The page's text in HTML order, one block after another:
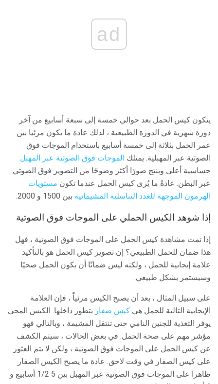
ad
يتكون كيس الحمل بعد حوالي خمسة إلى سبعة أسابيع من آخر
دورة شهرية في الدورة الطبيعية ، لذلك عادة ما يكون مرئيا بين
عمر الحمل بثلاثة إلى خمسة أسابيع باستخدام الموجات فوق
الصوتية عبر المهبلية. يمتلك الموجات فوق الصوتية عبر المهبل
حساسية أعلى وينتج صورًا أكثر وضوحًا من التصوير فوق الصوتي
عبر البطن. عادةً ما يُرى كيس الحمل عندما تكون مستويات
الهرمون الموجهة للغدد التناسلية المشيمائية بين 1500 و 2000.
إذا شوهد الكيس الحملي على الموجات فوق الصوتية
إذا تمت مشاهدة كيس الحمل على الموجات فوق الصوتية ، فهل
هذا ضمان للحمل الطبيعي؟ إن تصوير كيس الحمل هو بالتأكيد
علامة إيجابية للحمل ، ولكنه ليس ضمانًا أن يكون الحمل صحيًا
وسيستمر بشكل طبيعي.
على سبيل المثال ، بعد أن يصبح الكيس مرئياً ، فإن العلامة
الإيجابية التالية للحمل هي كيس صفار يتطور داخلها. الكيس المحي
يوفر التغذية للجنين النامي حتى تنتقل المشيمة ، وبالتالي فهو
مؤشر مهم على صحة الحمل. في بعض الحالات ، سيتم الكشف
عن كيس الحمل على الموجات فوق الصوتية ، ولكن لا يتم العثور
على كيس الصفار في وقت لاحق. عادة ما يصبح الكيس الصفار
ظاهرا على الموجات فوق الصوتية عبر المهبل بين 5 1/2 أسابيع و